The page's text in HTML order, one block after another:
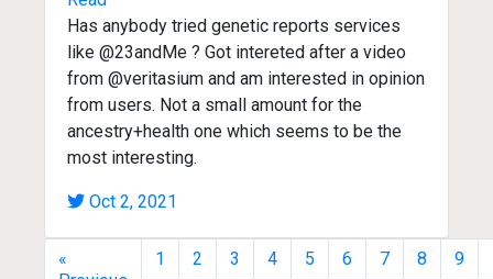
Has anybody tried genetic reports services
like @23andMe ? Got intereted after a video
from @veritasium and am interested in opinion
from users. Not a small amount for the
ancestry+health one which seems to be the
most interesting.
Oct 2, 2021
«
1 2 3 4 5 6 7 8 9